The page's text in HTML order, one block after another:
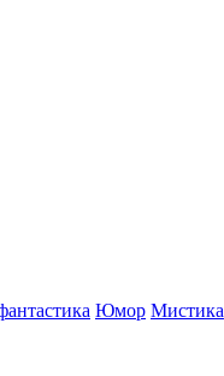
Юмор Мистика